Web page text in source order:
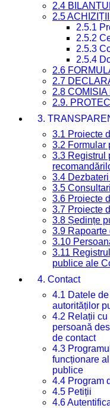
2.4
2.5
2.5.1
2.5.2
2.5.3
2.5.4
2.6
2.7
2.8
2.9.
3.
3.1 Proiecte
3.2 Formular
3.3 Registrul
3.4
3.5
3.6 Proiecte
3.7 Proiecte
3.8 Ședințe
3.9 Rapoarte
3.10
3.11
publice ale
4. Contact
4.1 Datele
autorităților
4.2 Relații cu
persoană
de contact
4.3
funcționare
publice
4.4 Program
4.5 Petiții
4.6